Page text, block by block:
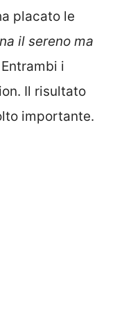
placato le
il sereno ma
Entrambi i
Il risultato
importante.